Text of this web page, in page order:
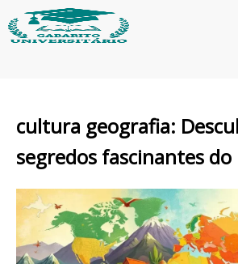
cultura geografia:
segredos fascinantes